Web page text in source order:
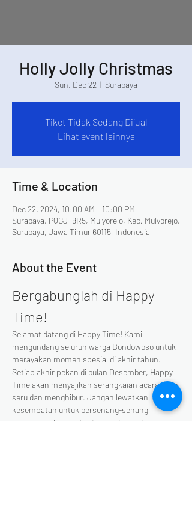
Holly Jolly Christmas
Sun, Dec 22
  |
Surabaya
Tiket Tidak Sedang Dijual
Lihat event lainnya
Time & Location
Dec 22, 2024, 10:00 AM – 10:00 PM
Surabaya, PQGJ+9R5, Mulyorejo, Kec. Mulyorejo,
Surabaya, Jawa Timur 60115, Indonesia
About the Event
Bergabunglah di Happy
Time!
Selamat datang di Happy Time! Kami
mengundang seluruh warga Bondowoso untuk
merayakan momen spesial di akhir tahun.
Setiap akhir pekan di bulan Desember, Happy
Time akan menyajikan serangkaian acara yang
seru dan menghibur. Jangan lewatkan
kesempatan untuk bersenang-senang
bersama keluarga dan teman-teman!